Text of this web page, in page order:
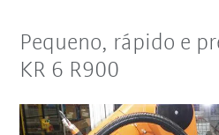
Pequeno, rápido e
KR 6 R900